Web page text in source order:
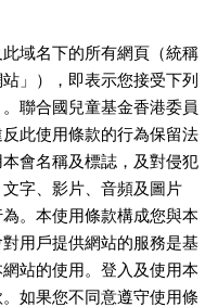
此域名下的所有網頁（統稱
」），即表示您接受下列
聯合國兒童基金香港委員
此使用條款的行為保留法
會名稱及標誌，及對侵犯
字、影片、音頻及圖片
為。本使用條款構成您與本
用戶提供網站的服務是基
站的使用。登入及使用本
如果您不同意遵守使用條